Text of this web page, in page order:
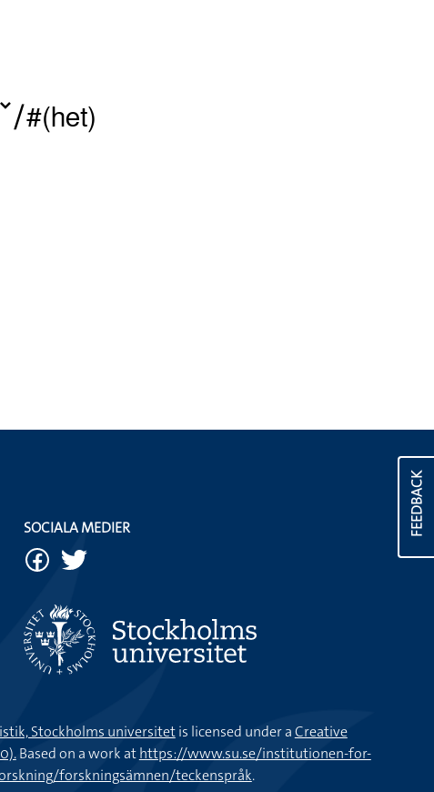
FEEDBACK
SOCIALA MEDIER
Stockholms universitetis licensed under aCreative
Based on a work athttps://www.su.se/institutionen-for-
forskningsämnen/teckenspråk.